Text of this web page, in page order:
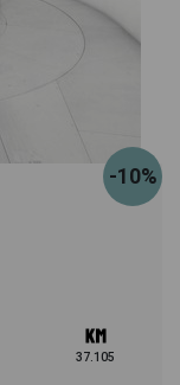
-10%
37.105